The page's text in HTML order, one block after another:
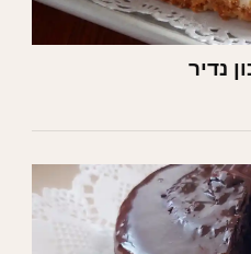
נדיר